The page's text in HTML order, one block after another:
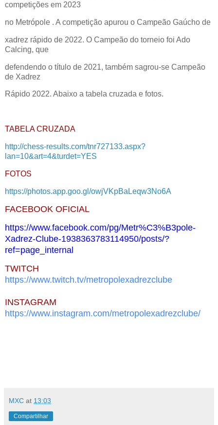
competições em 2023
no Metrópole . A competição apurou o Campeão Gaúcho de
xadrez rápido de 2022. O Campeão do torneio foi Ado
Calcing, que
defendendo o título de 2021, também sagrou-se Campeão
de Xadrez
Rápido 2022. Abaixo a tabela cruzada e fotos.
TABELA CRUZADA
http://chess-results.com/tnr727133.aspx?
lan=10&art=4&turdet=YES
FOTOS
https://photos.app.goo.gl/owjVKpBaLeqw3No6A
FACEBOOK OFICIAL
https://www.facebook.com/pg/Metr%C3%B3pole-
Xadrez-Clube-1938363783114950/posts/?
ref=page_internal
TWITCH
https://www.twitch.tv/metropolexadrezclube
INSTAGRAM
https://www.instagram.com/metropolexadrezclube/
MXC at 13:03
Compartilhar